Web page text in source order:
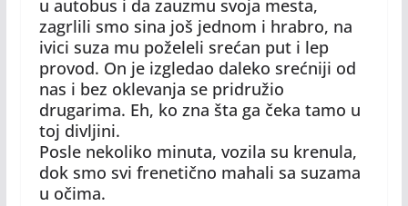
u autobus i da zauzmu svoja mesta,
zagrlili smo sina još jednom i hrabro, na
ivici suza mu poželeli srećan put i lep
provod. On je izgledao daleko srećniji od
nas i bez oklevanja se pridružio
drugarima. Eh, ko zna šta ga čeka tamo u
toj divljini.
Posle nekoliko minuta, vozila su krenula,
dok smo svi frenetično mahali sa suzama
u očima.